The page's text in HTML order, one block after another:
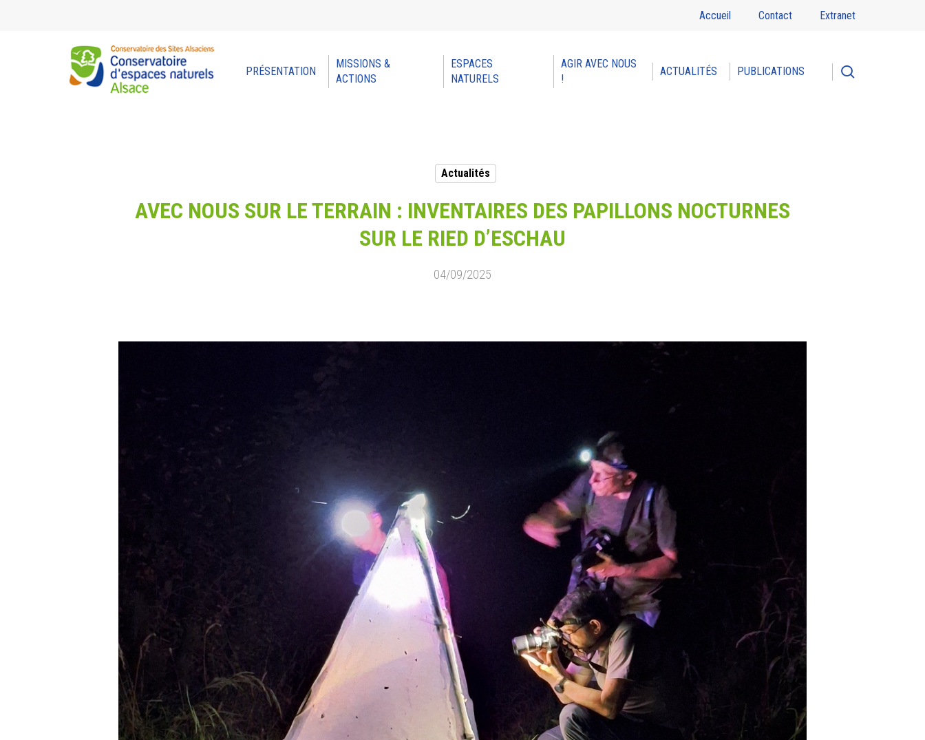
Accueil Contact Extranet
Lancez la recherche en cliquant sur ENTREE ou ESC pour refermer
PRÉSENTATION
MISSIONS &
ACTIONS
ESPACES
NATURELS
AGIR AVEC NOUS
!
ACTUALITÉS PUBLICATIONS
Actualités
AVEC NOUS SUR LE TERRAIN : INVENTAIRES DES PAPILLONS NOCTURNES
SUR LE RIED D’ESCHAU
04/09/2025